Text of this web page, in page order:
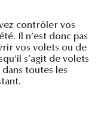
contrôler vos
Il n’est donc pas
vos volets ou de
s’agit de volets
toutes les